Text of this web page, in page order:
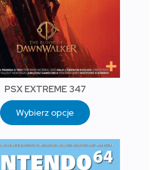
PSX EXTREME 347
Wybierz opcje